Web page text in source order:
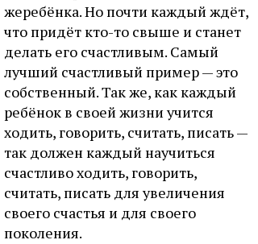
жеребёнка. Но почти каждый ждёт,
что придёт кто-то свыше и станет
делать его счастливым. Самый
лучший счастливый пример — это
собственный. Так же, как каждый
ребёнок в своей жизни учится
ходить, говорить, считать, писать —
так должен каждый научиться
счастливо ходить, говорить,
считать, писать для увеличения
своего счастья и для своего
поколения.